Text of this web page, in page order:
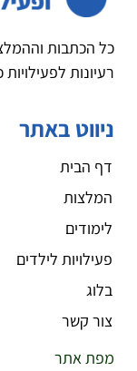
כל הכתבות
רעיונות
ניווט באתר
דף הבית
המלצות
לימודים
פעילויות לילדים
בלוג
צור קשר
מפת אתר